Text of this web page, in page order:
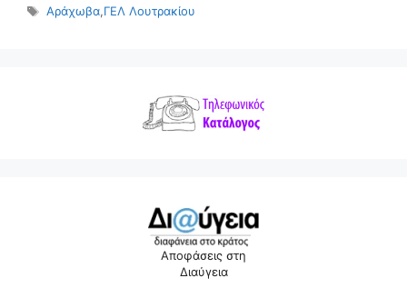
Ετικέτες
Αράχωβα,ΓΕΛ Λουτρακίου
Αποφάσεις στη
Διαύγεια